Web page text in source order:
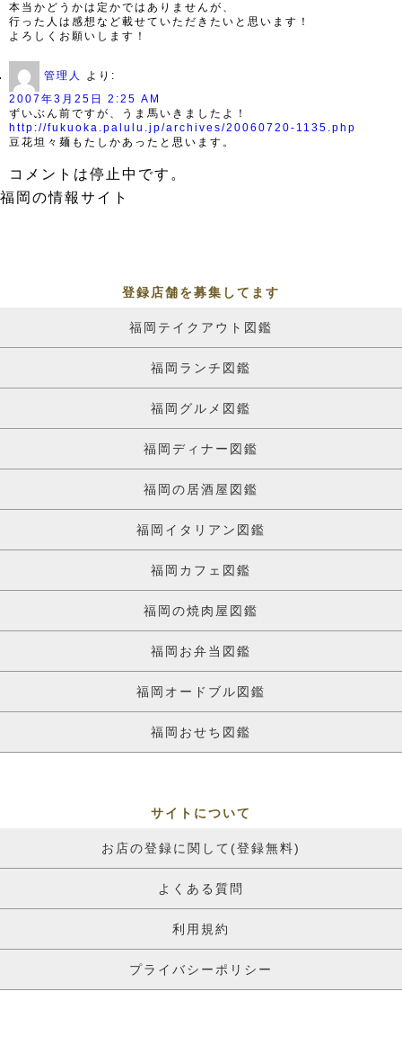
本当かどうかは定かではありませんが、
行った人は感想など載せていただきたいと思います！
よろしくお願いします！
管理人
より:
2007年3月25日 2:25 AM
ずいぶん前ですが、うま馬いきましたよ！
http://fukuoka.palulu.jp/archives/20060720-1135.php
豆花坦々麺もたしかあったと思います。
コメントは停止中です。
福岡の情報サイト
登録店舗を募集してます
福岡テイクアウト図鑑
福岡ランチ図鑑
福岡グルメ図鑑
福岡ディナー図鑑
福岡の居酒屋図鑑
福岡イタリアン図鑑
福岡カフェ図鑑
福岡の焼肉屋図鑑
福岡お弁当図鑑
福岡オードブル図鑑
福岡おせち図鑑
サイトについて
お店の登録に関して(登録無料)
よくある質問
利用規約
プライバシーポリシー